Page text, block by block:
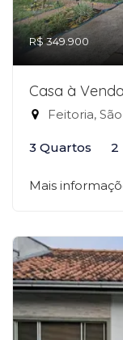
R$ 349.900
Casa à
Feitoria,
3 Quartos 2
Mais